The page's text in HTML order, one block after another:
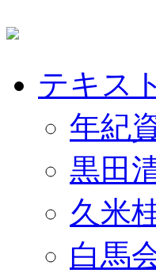
テキスト
年紀
黒田
久米
白馬